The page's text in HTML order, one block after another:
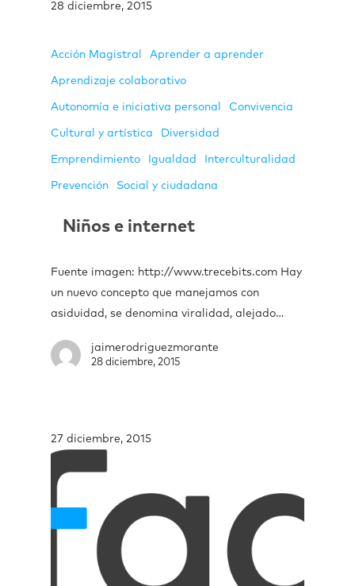
28 diciembre, 2015
Acción Magistral Aprender a aprender
Aprendizaje colaborativo
Autonomía e iniciativa personal Convivencia
Cultural y artística Diversidad
Emprendimiento Igualdad Interculturalidad
Prevención Social y ciudadana
Niños e internet
Fuente imagen: http://www.trecebits.com Hay
un nuevo concepto que manejamos con
asiduidad, se denomina viralidad, alejado…
jaimerodriguezmorante
28 diciembre, 2015
27 diciembre, 2015